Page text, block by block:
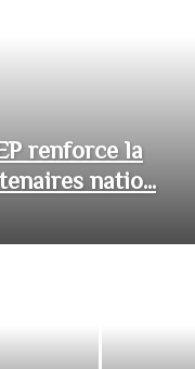
renforce la
natio...